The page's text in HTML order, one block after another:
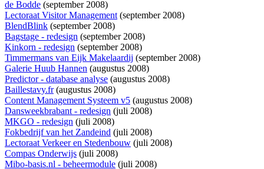
de Bodde (september 2008)
Lectoraat Visitor Management(september 2008)
BlendBlink (september 2008)
Bagstage - redesign (september 2008)
Kinkorn - redesign (september 2008)
Timmermans van Eijk Makelaardij (september 2008)
Galerie Huub Hannen (augustus 2008)
Predictor - database analyse (augustus 2008)
Baillestavy.fr(augustus 2008)
Content Management Systeem v5 (augustus 2008)
Dansweekbrabant - redesign (juli 2008)
MKGO - redesign (juli 2008)
Fokbedrijf van het Zandeind (juli 2008)
Lectoraat Verkeer en Stedenbouw (juli 2008)
Compas Onderwijs (juli 2008)
Mibo-basis.nl - beheermodule (juli 2008)